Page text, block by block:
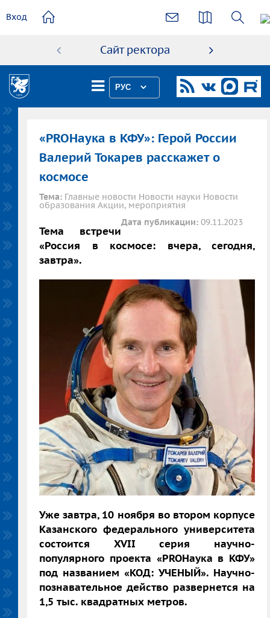
содержанию
Вход
Сайт ректора
РУС
«PROНаука в КФУ»: Герой России
Валерий Токарев расскажет о
космосе
Тема: Главные новости Новости науки Новости
образования Акции, мероприятия
Дата публикации: 09.11.2023
Тема встречи
«Россия в космосе: вчера, сегодня,
завтра».
Уже завтра, 10 ноября во втором корпусе
Казанского федерального университета
состоится XVII серия научно-
популярного проекта «PROНаука в КФУ»
под названием «КОД: УЧЕНЫЙ». Научно-
познавательное действо развернется на
1,5 тыс. квадратных метров.